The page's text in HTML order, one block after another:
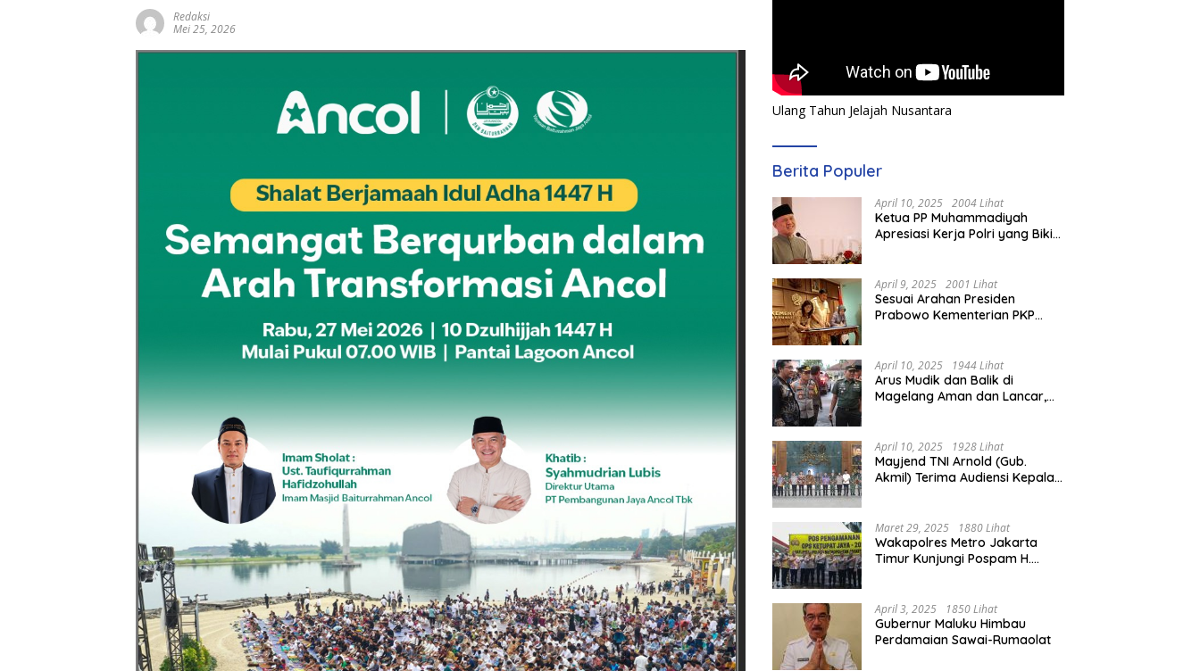
Redaksi
Mei 25, 2026
Ulang Tahun Jelajah Nusantara
Berita Populer
April 10, 2025 2004 Lihat
Ketua PP Muhammadiyah
Apresiasi Kerja Polri yang Bikin
April 9, 2025 2001 Lihat
Sesuai Arahan Presiden
Prabowo Kementerian PKP
April 10, 2025 1944 Lihat
Arus Mudik dan Balik di
Magelang Aman dan Lancar,
April 10, 2025 1928 Lihat
Mayjend TNI Arnold (Gub.
Akmil) Terima Audiensi Kepala
Maret 29, 2025 1880 Lihat
Wakapolres Metro Jakarta
Timur Kunjungi Pospam H.
April 3, 2025 1850 Lihat
Gubernur Maluku Himbau
Perdamaian Sawai-Rumaolat